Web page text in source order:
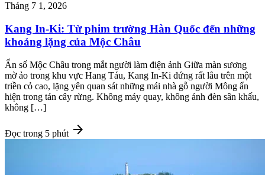
Tháng 7 1, 2026
Kang In-Ki: Từ phim trường Hàn Quốc đến những
khoảng lặng của Mộc Châu
Ẩn số Mộc Châu trong mắt người làm điện ảnh Giữa màn sương
mờ ảo trong khu vực Hang Táu, Kang In-Ki đứng rất lâu trên một
triền cỏ cao, lặng yên quan sát những mái nhà gỗ người Mông ẩn
hiện trong tán cây rừng. Không máy quay, không ánh đèn sân khấu,
không […]
Đọc trong 5 phút arrow_forward